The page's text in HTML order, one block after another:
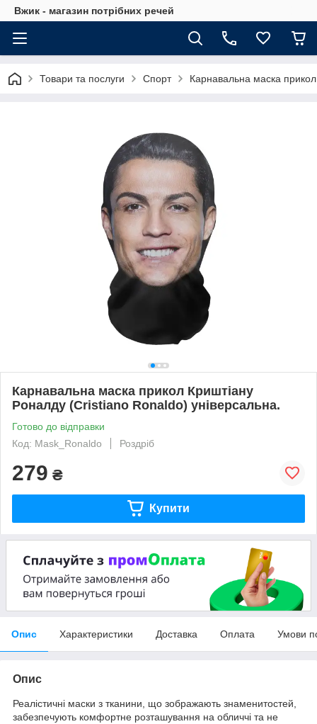
Вжик - магазин потрiбних речей
Товари та послуги Спорт Карнавальна маска
Карнавальна маска прикол Криштіaну
Ронaлду (Cristiano Ronaldo) універсальна.
Готово до відправки
Код: Mask_Ronaldo
Роздріб
279 ₴
Купити
Опис Характеристики Доставка Оплата Умови
Опис
Реалістичні маски з тканини, що зображають знаменитостей,
забезпечують комфортне розташування на обличчі та не